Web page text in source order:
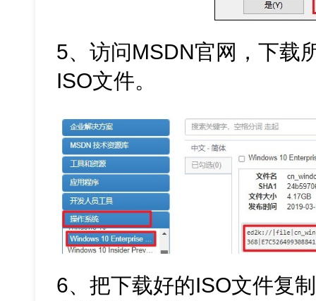
5、访问MSDN官网，下载
ISO文件。
6、把下载好的ISO文件复